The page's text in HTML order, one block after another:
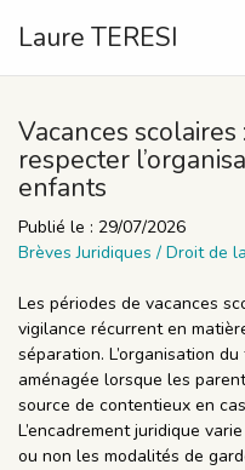
Laure TERESI
Vacances
respecter
enfants
Publié le : 29/07/2026
Brèves Juridiques / Droit de
Les périodes de vacances
vigilance récurrent en
séparation. L’organisation
aménagée lorsque les
source de contentieux en
L’encadrement juridique
ou non les modalités de